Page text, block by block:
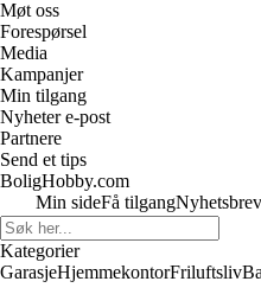
Møt oss
Forespørsel
Media
Kampanjer
Min tilgang
Nyheter e-post
Partnere
Send et tips
BoligHobby.com
Min sideFå tilgangNyhetsbrev
Kategorier
GarasjeHjemmekontorFriluftsliv